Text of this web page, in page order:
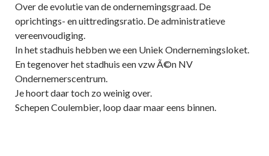
Over de evolutie van de ondernemingsgraad. De
oprichtings- en uittredingsratio. De administratieve
vereenvoudiging.
In het stadhuis hebben we een Uniek Ondernemingsloket.
En tegenover het stadhuis een vzw Ã©n NV
Ondernemerscentrum.
Je hoort daar toch zo weinig over.
Schepen Coulembier, loop daar maar eens binnen.